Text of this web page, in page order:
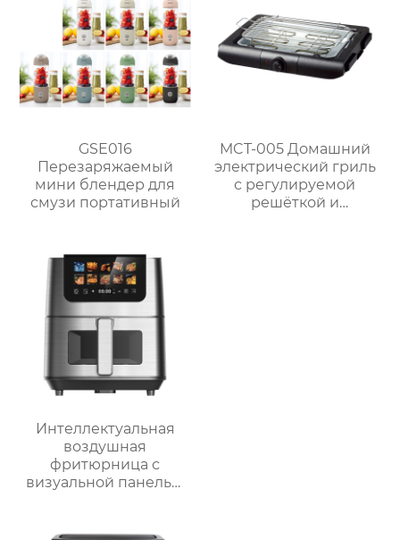
GSE016
Перезаряжаемый
мини блендер для
смузи портативный
MCT-005 Домашний
электрический гриль
с регулируемой
решёткой и
Интеллектуальная
воздушная
фритюрница с
визуальной панелью